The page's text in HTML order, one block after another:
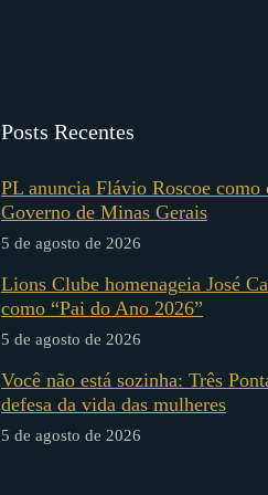
Posts Recentes
PL anuncia Flávio Roscoe como
Governo de Minas Gerais
5 de agosto de 2026
Lions Clube homenageia José
como “Pai do Ano 2026”
5 de agosto de 2026
Você não está sozinha: Três
defesa da vida das mulheres
5 de agosto de 2026